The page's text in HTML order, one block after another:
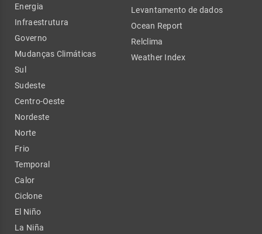
Energia
Infraestrutura
Governo
Mudanças Climáticas
Sul
Sudeste
Centro-Oeste
Nordeste
Norte
Frio
Temporal
Calor
Ciclone
El Niño
La Niña
Levantamento de dados
Ocean Report
Relclima
Weather Index